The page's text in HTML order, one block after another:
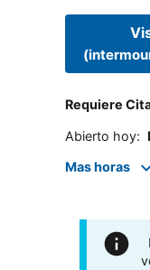
Requiere
Abierto hoy:
Mas horas